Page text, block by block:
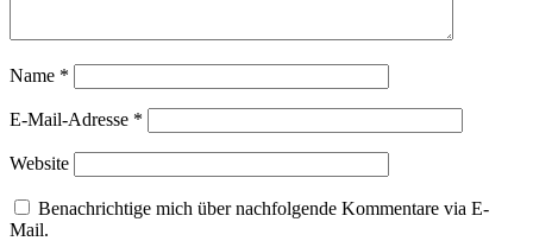
Name *
E-Mail-Adresse *
Website
Benachrichtige mich über nachfolgende Kommentare via E-
Mail.